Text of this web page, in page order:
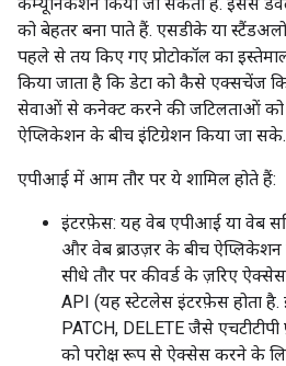
को बेहतर बना पाते हैं. एसडीके या
पहले से तय किए गए प्रोटोकॉल का
किया जाता है कि डेटा को कैसे एक्सचेंज
सेवाओं से कनेक्ट करने की जटिलताओं को
ऐप्लिकेशन के बीच इंटिग्रेशन किया जा सके.
एपीआई में आम तौर पर ये शामिल होते हैं:
इंटरफ़ेस: यह वेब एपीआई या वेब
और वेब ब्राउज़र के बीच ऐप्लिकेशन
सीधे तौर पर कीवर्ड के ज़रिए
API (यह स्टेटलेस इंटरफ़ेस होता है.
PATCH, DELETE जैसे
को परोक्ष रूप से ऐक्सेस करने के